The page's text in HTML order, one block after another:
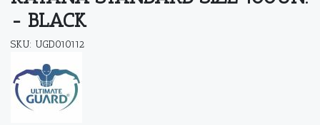
- BLACK
SKU: UGD010112